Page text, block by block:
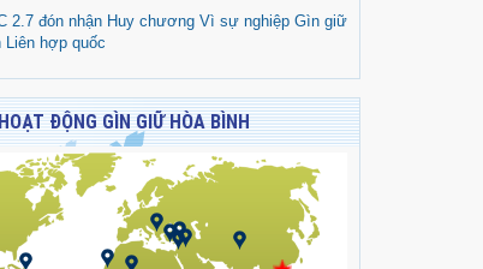
2.7 đón nhận Huy chương Vì sự nghiệp Gìn giữ
Liên hợp quốc
ĐỘNG GÌN GIỮ HÒA BÌNH